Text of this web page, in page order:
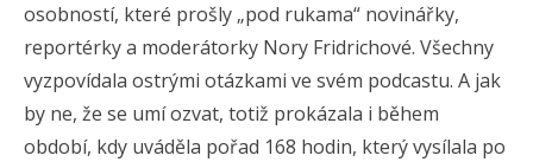
osobností, které prošly „pod rukama“ novinářky,
reportérky a moderátorky Nory Fridrichové. Všechny
vyzpovídala ostrými otázkami ve svém podcastu. A jak
by ne, že se umí ozvat, totiž prokázala i během
období, kdy uváděla pořad 168 hodin, který vysílala po